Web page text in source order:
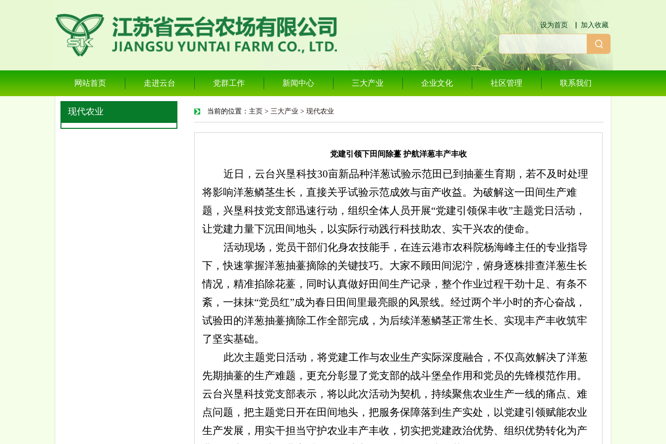
设为首页 ▕ 加入收藏
网站首页 走进云台 党群工作 新闻中心 三大产业 企业文化 社区管理 联系我们
现代农业 当前的位置： 主页 > 三大产业 > 现代农业
党建引领下田间除薹 护航洋葱丰产丰收
近 日，云台兴垦科技30亩新品种洋葱试验示范田 已到 抽薹生育期 ，若不及时处理
将影响洋葱鳞茎生长，直接关乎试验示范成效与亩产收益。为破解这一田间生产难
题， 兴垦科技党支部迅速行动，组织全体人员开展“党建引领保丰收”主题党日活动，
让党建力量下沉田间地头，以实际行动践行科技助农、实干兴农的使命。
活动现场，党员干部们化身农技能手，在连云港市农科院杨海峰主任的专业指导
下，快速掌握洋葱抽薹摘除的关键技巧。大家不顾田间泥泞，俯身逐株排查洋葱生长
情况，精准掐除花薹，同时认真做好田间生产记录，整个作业过程干劲十足、有条不
紊，一抹抹“党员红”成为春日田间里最亮眼的风景线。经过两个半小时的齐心奋战，
试验田的洋葱抽薹摘除工作全部完成，为后续洋葱鳞茎正常生长、实现丰产丰收筑牢
了坚实基础。
此次主题党日活动，将党建工作与农业生产实际深度融合，不仅高效解决了洋葱
先期抽薹的生产难题，更充分彰显了党支部的战斗堡垒作用和党员的先锋模范作用。
云台兴垦科技党支部表示，将以此次活动为契机，持续聚焦农业生产一线的痛点、难
点问题，把主题党日开在田间地头，把服务保障落到生产实处，以党建引领赋能农业
生产发展，用实干担当守护农业丰产丰收，切实把党建政治优势、组织优势转化为产